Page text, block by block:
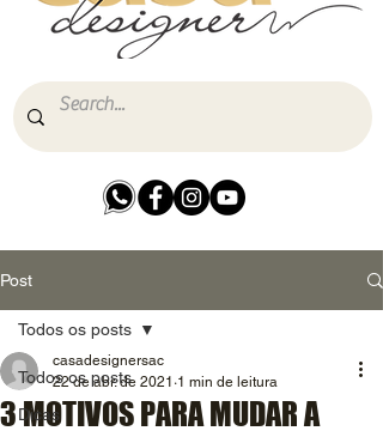
Post
Todos os posts
Dicas
Todos os posts
3 MOTIVOS PARA MUDAR A
casadesignersac
22 de abr. de 2021 1 min de leitura